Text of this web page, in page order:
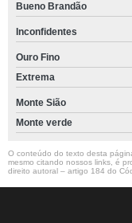
Bueno Brandão
Inconfidentes
Ouro Fino
Extrema
Monte Sião
Monte verde
O conteúdo do texto desta
mesmo citando nossos links, é
direito autoral – artigo 184 do